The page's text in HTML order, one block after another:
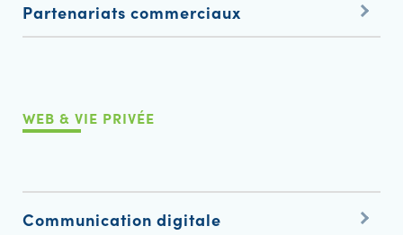
Partenariats commerciaux
WEB & VIE PRIVÉE
Communication digitale